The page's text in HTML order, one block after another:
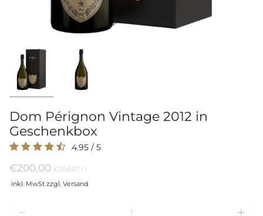
Dom Pérignon Vintage 2012 in
Geschenkbox
4.95 / 5
€200,00 Preis
Einheit
€266,67 /per
l
inkl. MwSt zzgl. Versand